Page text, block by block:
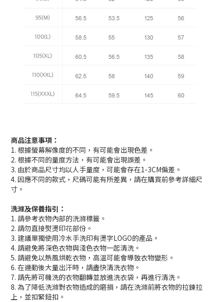
商品注意事項：
1. 根據螢幕解像度的不同，有可能會出現色差。
2. 根據不同的量度方法，有可能會出現誤差。
3. 由於商品尺寸均以人手量度，可能會存在1-3CM偏差。
4. 因應不同的款式，尺碼可能有所差異，請在購買前參考詳細尺
寸。
洗滌及保養指引：
1. 請參考衣物內部的洗滌標籤。
2. 請勿直接熨燙印花部份。
3. 建議單獨使用冷水手洗印有燙字LOGO的產品。
4. 請避免將深色衣物與淺色衣物一起清洗。
5. 請避免以熱風烘乾衣物，高溫可能會導致衣物變形。
6. 在運動後大量出汗時，請盡快清洗衣物。
7. 請先將可機洗的衣物翻轉並放進洗衣袋，再進行清洗。
8. 為了降低洗滌對衣物造成的磨損，請在洗滌前將衣物的拉鍊拉
上，並扣緊鈕扣。